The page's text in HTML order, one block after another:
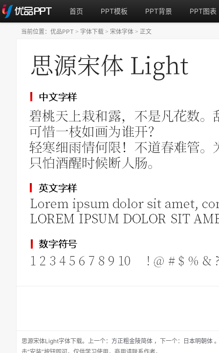
首页 PPT模板 PPT背景 PPT图表
思源宋体Light字体下载。 上一个： 方正粗金陵简体 ， 下一个： 日本明朝体
当前位置： 优品PPT > 字体下载 > 宋体字体 > 正文